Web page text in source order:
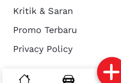
Reservasi
Kritik & Saran
Promo Terbaru
Privacy Policy